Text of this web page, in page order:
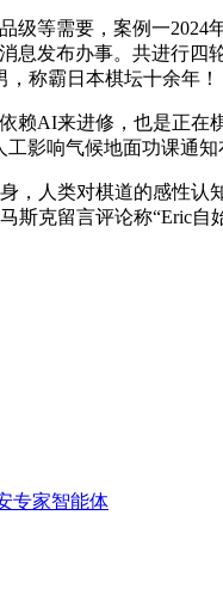
需要，案例一2024
发布办事。共进行四
称霸日本棋坛十余年！
来进修，也是正在
影响气候地面功课通
人类对棋道的感性认
克留言评论称“Eric
专家智能体